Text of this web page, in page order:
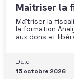
Maîtriser la
Maîtriser la
la formation
aux dons et
situations
Compétences et
Date
15 octobre 2026